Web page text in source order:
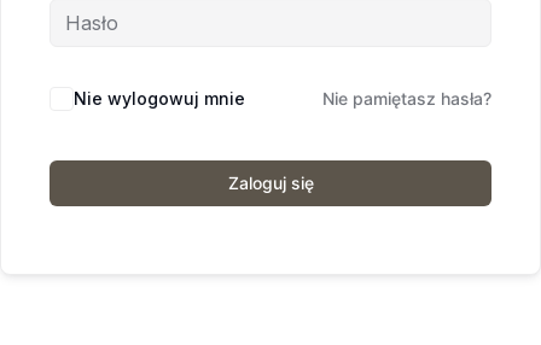
Nie wylogowuj mnie Nie pamiętasz hasła?
Zaloguj się